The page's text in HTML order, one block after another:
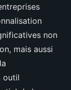
non
mais aussi
outil